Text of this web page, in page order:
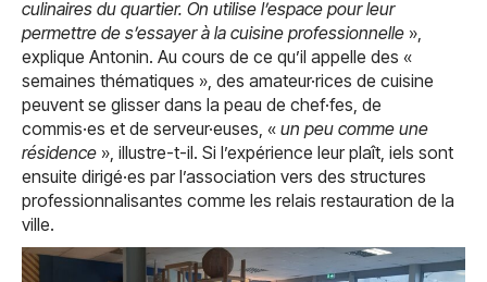
culinaires du quartier. On utilise l’espace pour leur
permettre de s’essayer à la cuisine professionnelle »,
explique Antonin. Au cours de ce qu’il appelle des «
semaines thématiques », des amateur·rices de cuisine
peuvent se glisser dans la peau de chef·fes, de
commis·es et de serveur·euses, « un peu comme une
résidence », illustre-t-il. Si l’expérience leur plaît, iels sont
ensuite dirigé·es par l’association vers des structures
professionnalisantes comme les relais restauration de la
ville.